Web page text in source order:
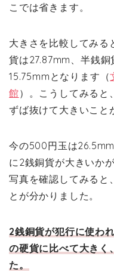
こでは省きます。
大きさを比較してみる
貨は27.87mm、半銭銅
15.75mmとなります（
館）。こうしてみると
ずば抜けて大きいこと
今の500円玉は
に2銭銅貨が大きいか
写真を確認してみると
とが分かりました。
2銭銅貨が犯行に使わ
の硬貨に比べて大きく
た。